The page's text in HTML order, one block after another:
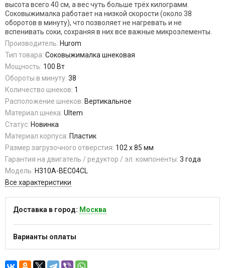
высота всего 40 см, а вес чуть больше трёх килограмм.
Соковыжималка работает на низкой скорости (около 38
оборотов в минуту), что позволяет не нагревать и не
вспенивать соки, сохраняя в них все важные микроэлементы.
Производитель: Hurom
Тип товара: Соковыжималка шнековая
Мощность: 100 Вт
Обороты в минуту: 38
Количество шнеков: 1
Расположение шнеков: Вертикальное
Материал шнека: Ultem
Статус: Новинка
Материал корпуса: Пластик
Размер загрузочного отверстия: 102 x 85 мм
Гарантия на двигатель / редуктор / эл. компоненты: 3 года
Модель: H310A-BEC04CL
Все характеристики
Доставка в город: Москва
Варианты оплаты